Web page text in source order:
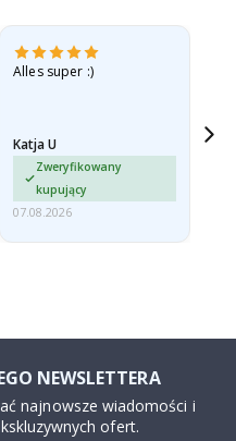
Alles super :)
Katja U
Zweryfikowany
kupujący
07.08.2026
NEWSLETTERA
najnowsze wiadomości i
ofert.